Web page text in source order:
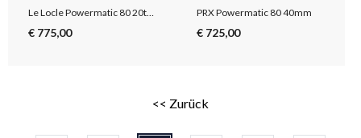
€ 775,00
PRX Powermatic 80 40mm
€ 725,00
<< Zurück